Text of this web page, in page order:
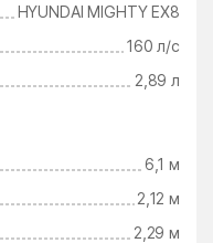
HYUNDAI MIGHTY EX8
160 л/с
2,89 л
6,1 м
2,12 м
2,29 м